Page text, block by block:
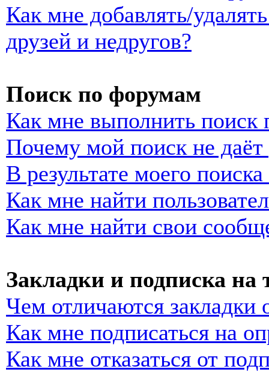
Как мне добавлять/
друзей и недругов?
Поиск по форумам
Как мне выполнить
Почему мой поиск не даёт
В результате моего
Как мне найти
Как мне найти свои
Закладки и подписка на
Чем отличаются закладки
Как мне подписаться на
Как мне отказаться от